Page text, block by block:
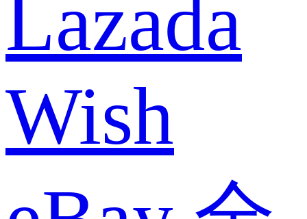
Lazada
Wish